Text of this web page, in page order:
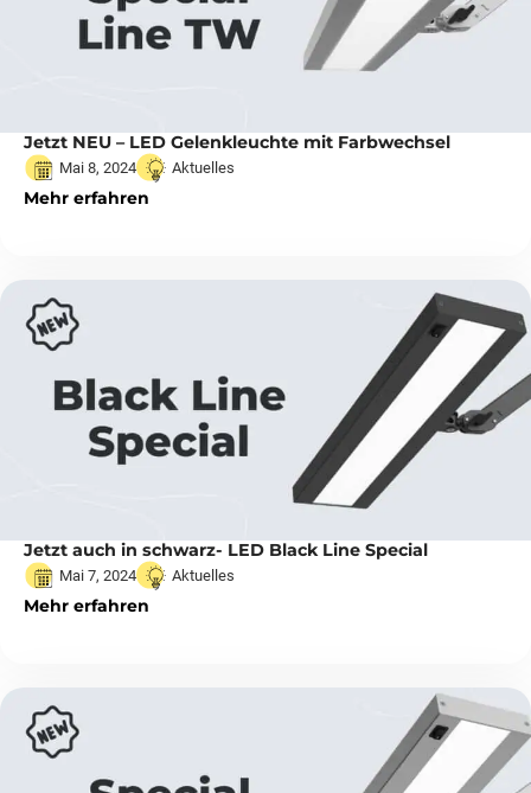
Jetzt NEU – LED Gelenkleuchte mit Farbwechsel
Mai 8, 2024 Aktuelles
Mehr erfahren
Jetzt auch in schwarz- LED Black Line Special
Mai 7, 2024 Aktuelles
Mehr erfahren